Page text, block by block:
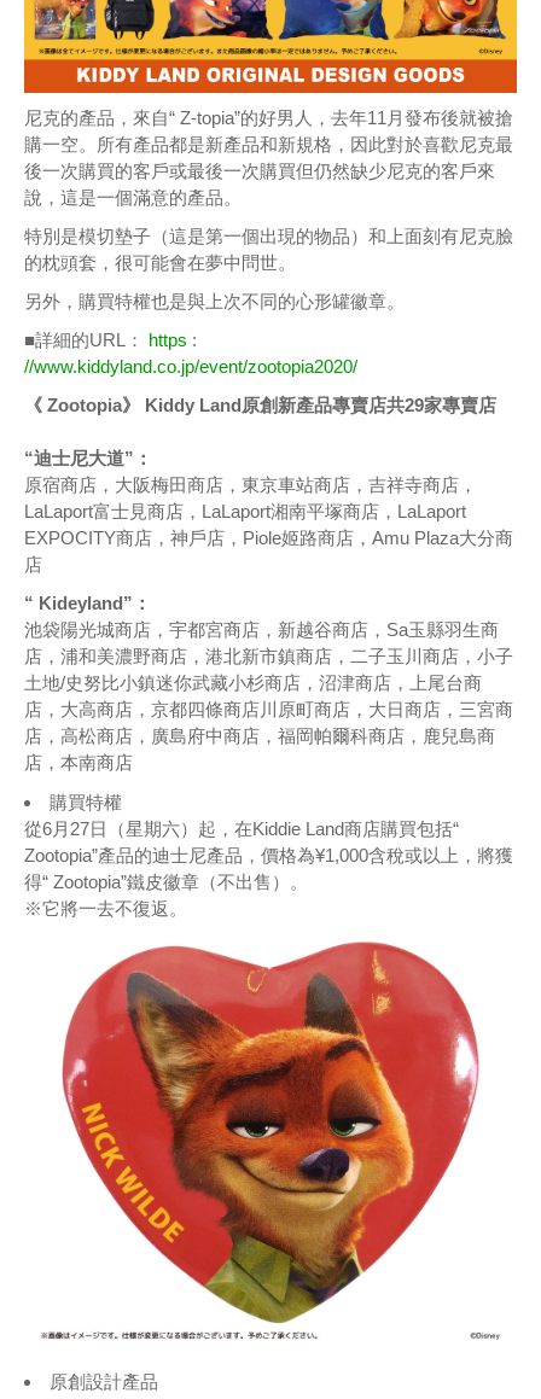
尼克的產品，來自“ Z-topia”的好男人，去年11月發布後就被搶
購一空。所有產品都是新產品和新規格，因此對於喜歡尼克最
後一次購買的客戶或最後一次購買但仍然缺少尼克的客戶來
說，這是一個滿意的產品。
特別是模切墊子（這是第一個出現的物品）和上面刻有尼克臉
的枕頭套，很可能會在夢中問世。
另外，購買特權也是與上次不同的心形罐徽章。
■詳細的URL： https :
//www.kiddyland.co.jp/event/zootopia2020/
《 Zootopia》 Kiddy Land原創新產品專賣店共29家專賣店
“迪士尼大道”：
原宿商店，大阪梅田商店，東京車站商店，吉祥寺商店，
LaLaport富士見商店，LaLaport湘南平塚商店，LaLaport
EXPOCITY商店，神戶店，Piole姬路商店，Amu Plaza大分商
店
“ Kideyland”：
池袋陽光城商店，宇都宮商店，新越谷商店，Sa玉縣羽生商
店，浦和美濃野商店，港北新市鎮商店，二子玉川商店，小子
土地/史努比小鎮迷你武藏小杉商店，沼津商店，上尾台商
店，大高商店，京都四條商店川原町商店，大日商店，三宮商
店，高松商店，廣島府中商店，福岡帕爾科商店，鹿兒島商
店，本南商店
購買特權
從6月27日（星期六）起，在Kiddie Land商店購買包括“
Zootopia”產品的迪士尼產品，價格為¥1,000含稅或以上，將獲
得“ Zootopia”鐵皮徽章（不出售）。
※它將一去不復返。
原創設計產品